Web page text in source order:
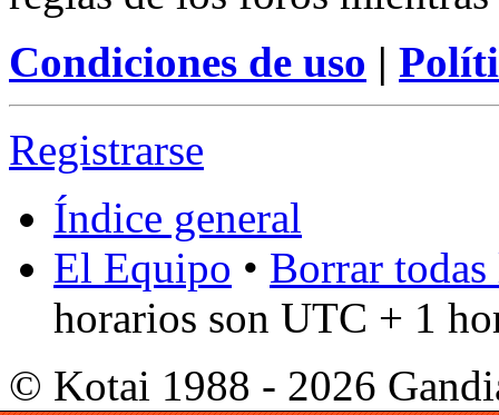
Condiciones de uso |
Registrarse
Índice general
El Equipo • Borrar
horarios son UTC + 1
© Kotai 1988 - 2026